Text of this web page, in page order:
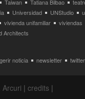
Taiwan Tatiana Bilbao
Universidad UNStudio
vivienda unifamiliar
viviendas
Architects
noticia newsletter twitter
Arcuri | credits |